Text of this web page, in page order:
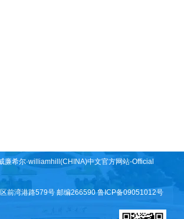
希尔·williamhill(CHINA)中文官方网站-Official
前湾港路579号 邮编266590 鲁ICP备09051012号